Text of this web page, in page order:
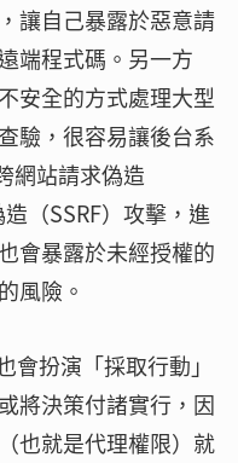
讓自己暴露於惡意請
端程式碼。另一方
安全的方式處理大型
驗，很容易讓後台系
網站請求偽造
造（SSRF）攻擊，進
會暴露於未經授權的
風險。
扮演「採取行動」
將決策付諸實行，因
也就是代理權限）就